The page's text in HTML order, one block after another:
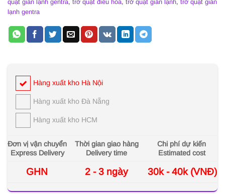
quạt giàn lạnh gentra, trở quạt điều hòa, trở quạt giàn lạnh, trở quạt giàn
lạnh gentra
Hàng xuất kho Hà Nội
Hàng xuất kho Đà Nẵng
Hàng xuất kho HCM
Đơn vị vận chuyển
Express Delivery
Thời gian giao hàng
Delivery time
Chi phí dự kiến
Estimated cost
GHN 2 - 3 ngày 30k - 40k (VNĐ)